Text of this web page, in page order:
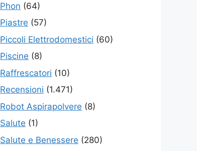
Phon (64)
Piastre (57)
Piccoli Elettrodomestici (60)
Piscine (8)
Raffrescatori (10)
Recensioni (1.471)
Robot Aspirapolvere (8)
Salute (1)
Salute e Benessere (280)